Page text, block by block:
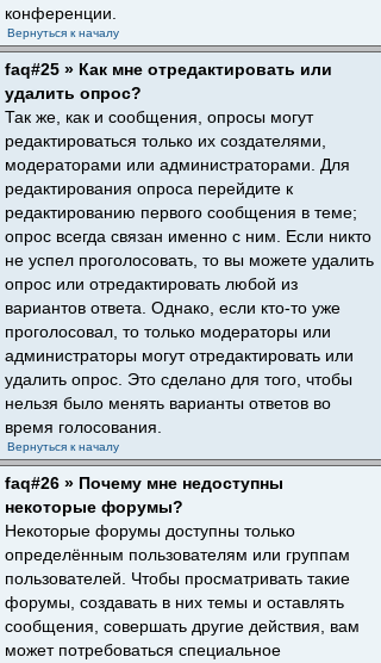
конференции.
Вернуться к началу
faq#25 » Как мне отредактировать или
удалить опрос?
Так же, как и сообщения, опросы могут
редактироваться только их создателями,
модераторами или администраторами. Для
редактирования опроса перейдите к
редактированию первого сообщения в теме;
опрос всегда связан именно с ним. Если никто
не успел проголосовать, то вы можете удалить
опрос или отредактировать любой из
вариантов ответа. Однако, если кто-то уже
проголосовал, то только модераторы или
администраторы могут отредактировать или
удалить опрос. Это сделано для того, чтобы
нельзя было менять варианты ответов во
время голосования.
Вернуться к началу
faq#26 » Почему мне недоступны
некоторые форумы?
Некоторые форумы доступны только
определённым пользователям или группам
пользователей. Чтобы просматривать такие
форумы, создавать в них темы и оставлять
сообщения, совершать другие действия, вам
может потребоваться специальное